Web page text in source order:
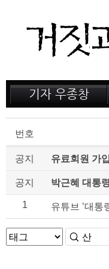
기자 우종창
저서 소개
번호
공지
유료회원 가
공지
박근혜 대통
1 유튜브 '대통